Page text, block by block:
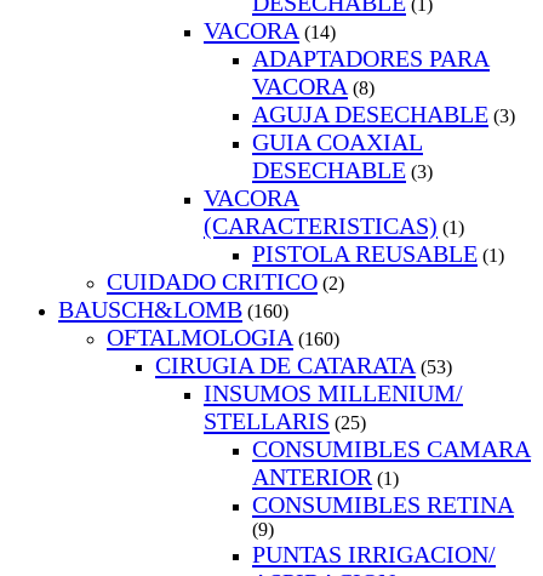
(1)
VACORA (14)
ADAPTADORES PARA
VACORA (8)
AGUJA DESECHABLE (3)
GUIA COAXIAL
DESECHABLE (3)
VACORA
(CARACTERISTICAS) (1)
PISTOLA REUSABLE (1)
CUIDADO CRITICO (2)
BAUSCH&LOMB (160)
OFTALMOLOGIA (160)
CIRUGIA DE CATARATA (53)
INSUMOS MILLENIUM/
STELLARIS (25)
CONSUMIBLES CAMARA
ANTERIOR (1)
CONSUMIBLES RETINA
(9)
PUNTAS IRRIGACION/